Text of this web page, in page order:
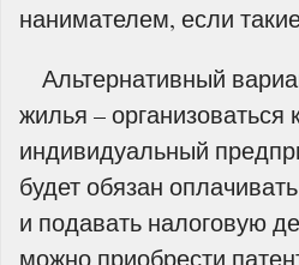
нанимателем, если
Альтернативный
жилья – организоваться
индивидуальный
будет обязан
и подавать налоговую
можно приобрести